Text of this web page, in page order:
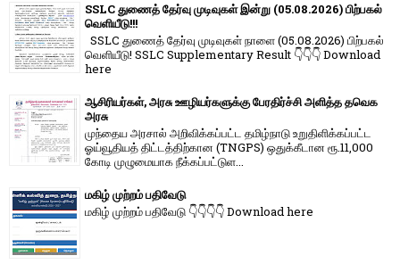
SSLC துணைத் தேர்வு முடிவுகள் இன்று (05.08.2026) பிற்பகல்
வெளியீடு!!!
SSLC துணைத் தேர்வு முடிவுகள் நாளை (05.08.2026) பிற்பகல்
வெளியீடு! SSLC Supplementary Result 👇👇👇 Download
here
ஆசிரியர்கள், அரசு ஊழியர்களுக்கு பேரதிர்ச்சி அளித்த தவெக
அரசு
முந்தைய அரசால் அறிவிக்கப்பட்ட தமிழ்நாடு உறுதிளிக்கப்பட்ட
ஓய்வூதியத் திட்டத்திற்கான (TNGPS) ஒதுக்கீடான ரூ.11,000
கோடி முழுமையாக நீக்கப்பட்டுள...
மகிழ் முற்றம் பதிவேடு
மகிழ் முற்றம் பதிவேடு 👇👇👇👇 Download here